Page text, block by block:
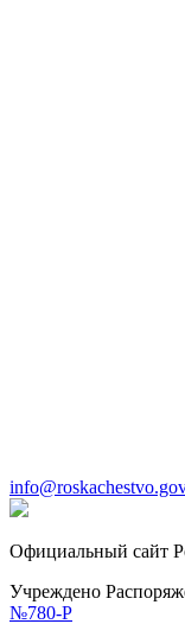
Официальный сайт
Учреждено
№780-Р